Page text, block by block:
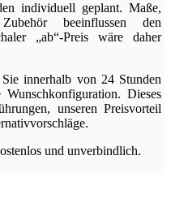
individuell geplant. Maße,
beeinflussen den
„ab“-Preis wäre daher
innerhalb von 24 Stunden
Dieses
unseren Preisvorteil
und unverbindlich.